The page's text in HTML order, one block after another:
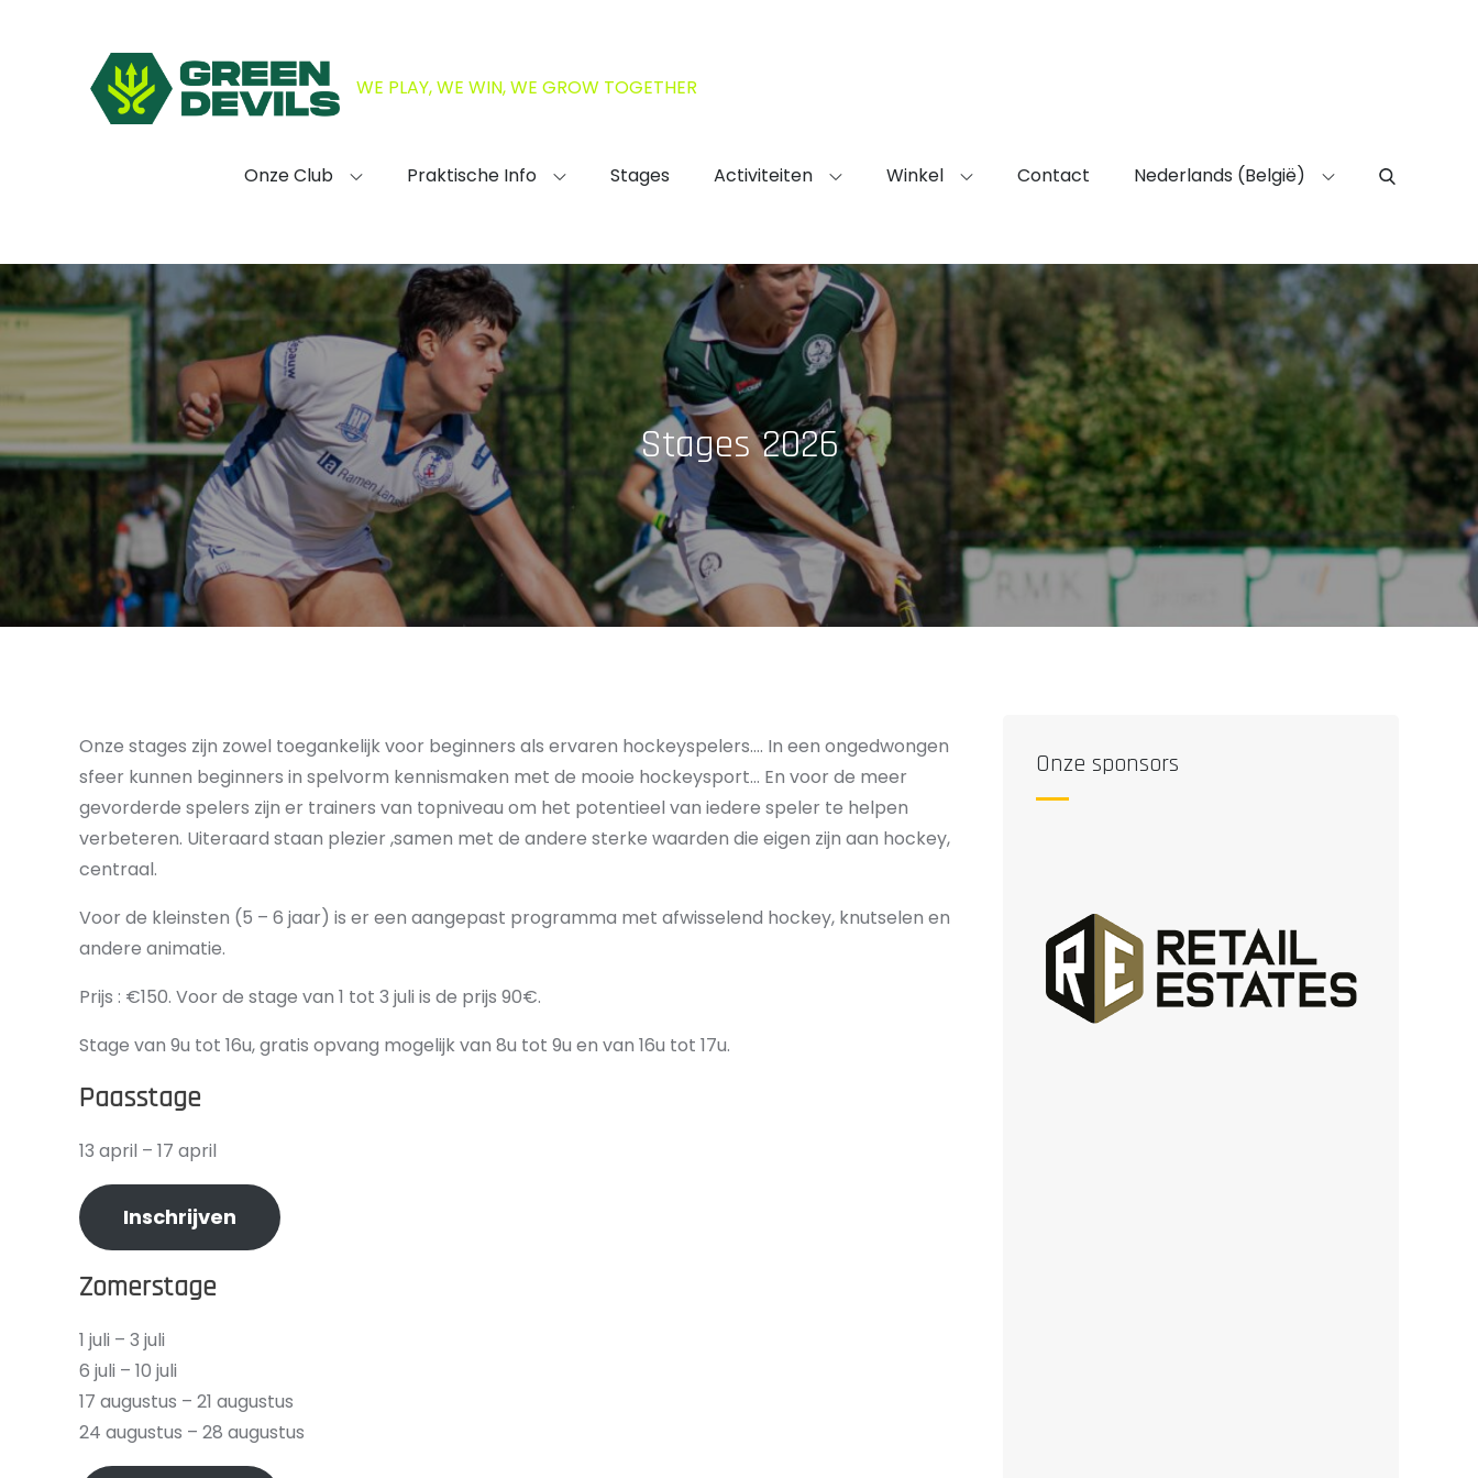
WE PLAY, WE WIN, WE GROW TOGETHER
Onze Club Praktische Info Stages Activiteiten Winkel Contact Nederlands (België)
Stages 2026
Onze stages zijn zowel toegankelijk voor beginners als ervaren hockeyspelers…. In een ongedwongen
sfeer kunnen beginners in spelvorm kennismaken met de mooie hockeysport… En voor de meer
gevorderde spelers zijn er trainers van topniveau om het potentieel van iedere speler te helpen
verbeteren. Uiteraard staan plezier ,samen met de andere sterke waarden die eigen zijn aan hockey,
centraal.
Voor de kleinsten (5 – 6 jaar) is er een aangepast programma met afwisselend hockey, knutselen en
andere animatie.
Prijs : €150. Voor de stage van 1 tot 3 juli is de prijs 90€.
Stage van 9u tot 16u, gratis opvang mogelijk van 8u tot 9u en van 16u tot 17u.
Paasstage
13 april – 17 april
Inschrijven
Zomerstage
1 juli – 3 juli
6 juli – 10 juli
17 augustus – 21 augustus
24 augustus – 28 augustus
Onze sponsors